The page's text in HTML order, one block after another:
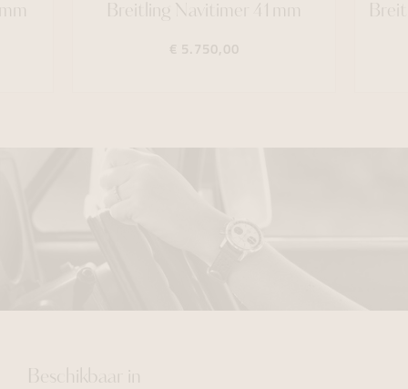
Breitling Navitimer 41mm
€ 5.750,00
Beschikbaar in